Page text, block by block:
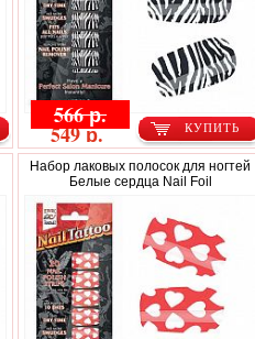
КУПИТЬ
566 р.
549 р.
Набор лаковых полосок для ногтей
Белые сердца Nail Foil